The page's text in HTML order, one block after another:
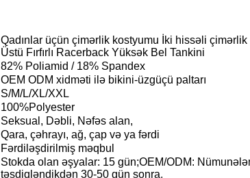
Qadınlar üçün çimərlik kostyumu İki hissəli çimərlik
Üstü Fırfırlı Racerback Yüksək Bel Tankini
82% Poliamid / 18% Spandex
OEM ODM xidməti ilə bikini-üzgüçü paltarı
S/M/L/XL/XXL
100%Polyester
Seksual, Dəbli, Nəfəs alan,
Qara, çəhrayı, ağ, çap və ya fərdi
Fərdiləşdirilmiş məqbul
Stokda olan əşyalar: 15 gün;OEM/ODM:
təsdiqləndikdən 30-50 gün sonra.